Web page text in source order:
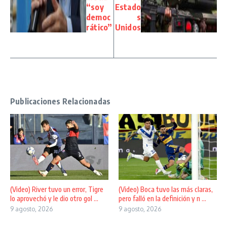
“soy
democ
rático”
Estado
s
Unidos
Publicaciones Relacionadas
(Video) River tuvo un error, Tigre
lo aprovechó y le dio otro gol ...
9 agosto, 2026
(Video) Boca tuvo las más claras,
pero falló en la definición y n ...
9 agosto, 2026